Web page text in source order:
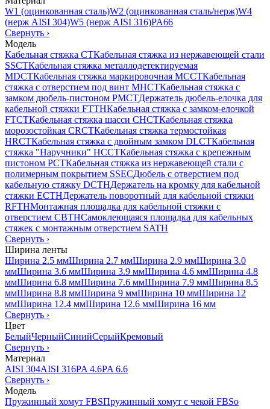
W1 (оцинкованная сталь)W2 (оцинкованная сталь/нерж)W4
(нерж AISI 304)W5 (нерж AISI 316)PA66
Свернуть ›
Модель
Кабельная стяжка CTКабельная стяжка из нержавеющей стали
SSCTКабельная стяжка металлодетектируемая
MDCTКабельная стяжка маркировочная MCCTКабельная
стяжка с отверстием под винт MHCTКабельная стяжка с
замком дюбель-пистоном PMCTДержатель дюбель-елочка для
кабельной стяжки FTTHКабельная стяжка c замком-елочкой
FTCTКабельная стяжка шасси CHCTКабельная стяжка
морозостойкая CRCTКабельная стяжка термостойкая
HRCTКабельная стяжка с двойным замком DLCTКабельная
стяжка "Наручники" HCCTКабельная стяжка с крепежным
пистоном PCTКабельная стяжка из нержавеющей стали с
полимерным покрытием SSECДюбель с отверстием под
кабельную стяжку DCTHДержатель на кромку для кабельной
стяжки ECTHДержатель поворотный для кабельной стяжки
RFTHМонтажная площадка для кабельной стяжки с
отверстием CBTHСамоклеющаяся площадка для кабельных
стяжек с монтажным отверстием SATH
Свернуть ›
Ширина ленты
Ширина 2.5 ммШирина 2.7 ммШирина 2.9 ммШирина 3.0
ммШирина 3.6 ммШирина 3.9 ммШирина 4.6 ммШирина 4.8
ммШирина 6.8 ммШирина 7.6 ммШирина 7.9 ммШирина 8.5
ммШирина 8.8 ммШирина 9 ммШирина 10 ммШирина 12
ммШирина 12.4 ммШирина 12.6 ммШирина 16 мм
Свернуть ›
Цвет
БелыйЧерныйСинийСерыйКремовый
Свернуть ›
Материал
AISI 304AISI 316PA 4.6PA 6.6
Свернуть ›
Модель
Пружинный хомут FBSПружинный хомут с чекой FBSo